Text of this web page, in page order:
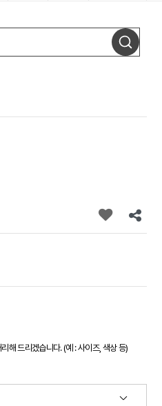
해 드리겠습니다. (예 : 사이즈, 색상 등)